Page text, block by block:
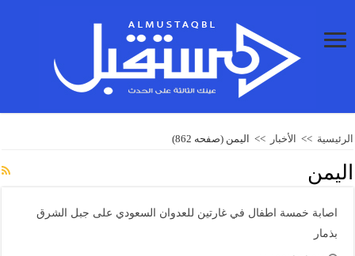
الرئيسية >> الأخبار >> اليمن (صفحه 862)
اليمن
اصابة خمسة اطفال في غارتين للعدوان السعودي على جبل الشرق
بذمار